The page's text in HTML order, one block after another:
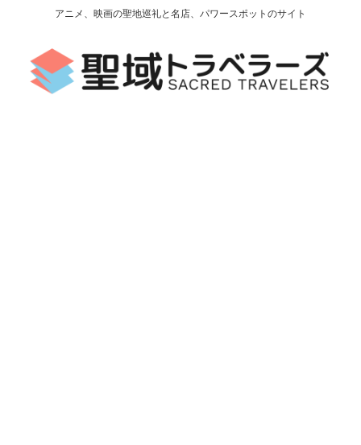
アニメ、映画の聖地巡礼と名店、パワースポットのサイト